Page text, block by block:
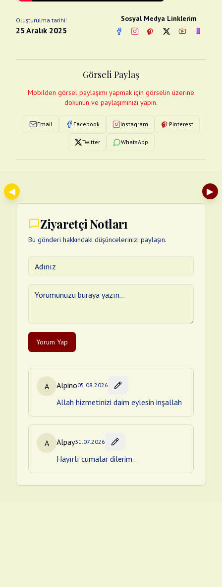
Oluşturulma tarihi:
25 Aralık 2025
Sosyal Medya Linklerim
FacebookInstagram
PinterestTwitterYouTube
Görseli Paylaş
Mobilden görsel paylaşımı yapmak için görselin üzerine
dokunun ve paylaşımınızı yapın.
Email Facebook Instagram Pinterest
Twitter WhatsApp
Ziyaretçi Notları
Bu gönderi hakkındaki düşüncelerinizi paylaşın.
Yorum Yap
A Alpino05.08.2026
Allah hizmetinizi daim eylesin inşallah
A Alpay31.07.2026
Hayırlı cumalar dilerim .
◀ ▶